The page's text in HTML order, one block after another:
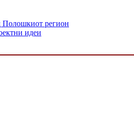
Полошкиот регион
идеи